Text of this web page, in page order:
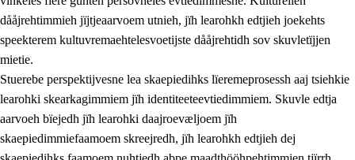
dååjrehtimmieh jïjtjeaarvoem utnieh, jïh learohkh edtjieh joekehts
speekterem kultuvremaehtelesvoetijste dååjrehtidh sov skuvletïjjen
mietie.
Stuerebe perspektijvesne lea skaepiedihks lïeremeprosessh aaj tsiehkie
learohki skearkagimmiem jïh identiteeteevtiedimmiem. Skuvle edtja
aarvoeh bïejedh jïh learohki daajroevæljoem jïh
skaepiedimmiefaamoem skreejredh, jïh learohkh edtjieh dej